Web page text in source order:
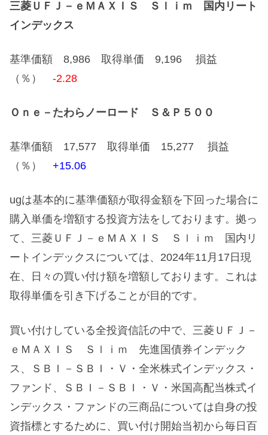
三菱ＵＦＪ－ｅＭＡＸＩＳ Ｓｌｉｍ 国内リート
インデックス
基準価額 8,986 取得単価 9,196 損益
（％） -2.28
Ｏｎｅ－たわらノーロード Ｓ＆Ｐ５００
基準価額 17,577 取得単価 15,277 損益
（％） +15.06
ugは基本的に基準価額が取得金額を下回った場合に
購入単価を増額する投資方法をしております。拠っ
て、三菱ＵＦＪ－ｅＭＡＸＩＳ Ｓｌｉｍ 国内リ
ートインデックスについては、2024年11月17日現
在、日々の買い付け額を増額しております。これは
取得単価を引き下げることが目的です。
買い付けしている全投資信託の中で、三菱ＵＦＪ－
ｅＭＡＸＩＳ Ｓｌｉｍ 先進国債券インデック
ス、ＳＢＩ－ＳＢＩ・Ｖ・全米株式インデックス・
ファンド、ＳＢＩ－ＳＢＩ・Ｖ・米国高配当株式イ
ンデックス・ファンドの三商品については自身の投
資指標とするために、買い付け開始当初から毎日百